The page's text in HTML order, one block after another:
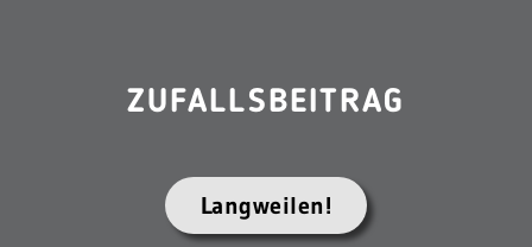
ZUFALLSBEITRAG
Langweilen!